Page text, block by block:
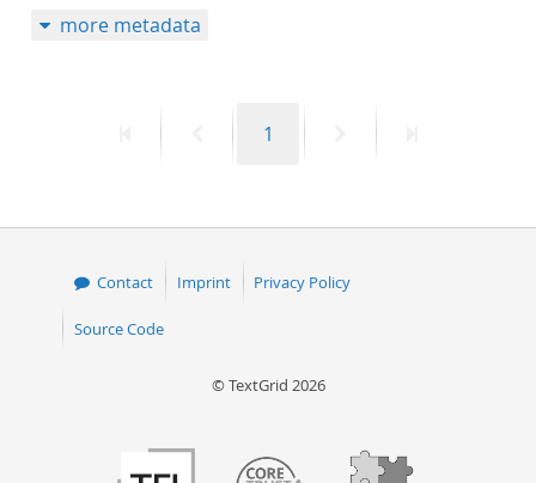
more metadata
PreviousPage
1
Contact Imprint Privacy Policy
Source Code
© TextGrid 2026